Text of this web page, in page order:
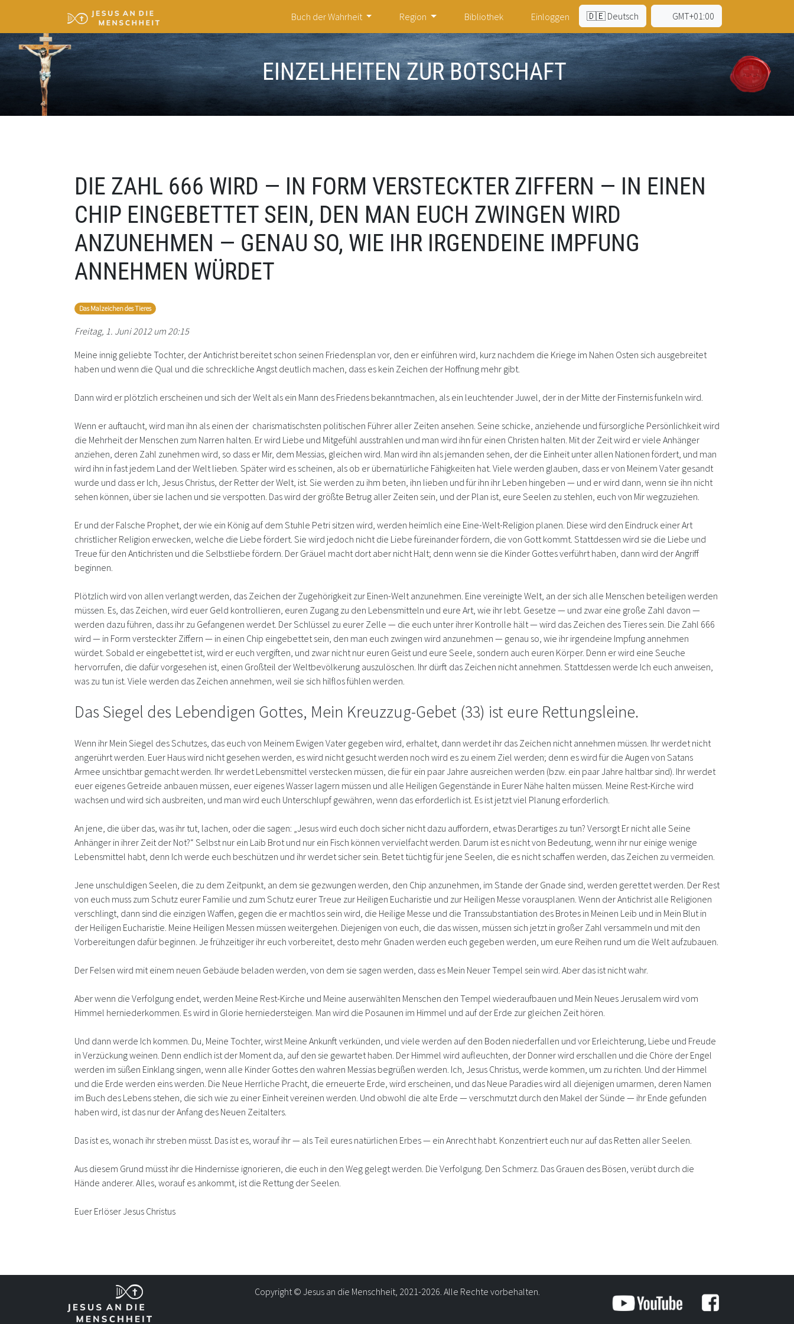
Buch der Wahrheit Region Bibliothek Einloggen 🇩🇪 Deutsch GMT+01:00
EINZELHEITEN ZUR BOTSCHAFT
DIE ZAHL 666 WIRD — IN FORM VERSTECKTER ZIFFERN — IN EINEN
CHIP EINGEBETTET SEIN, DEN MAN EUCH ZWINGEN WIRD
ANZUNEHMEN — GENAU SO, WIE IHR IRGENDEINE IMPFUNG
ANNEHMEN WÜRDET
Das Malzeichen des Tieres
Freitag, 1. Juni 2012 um 20:15
Meine innig geliebte Tochter, der Antichrist bereitet schon seinen Friedensplan vor, den er einführen wird, kurz nachdem die Kriege im Nahen Osten sich ausgebreitet
haben und wenn die Qual und die schreckliche Angst deutlich machen, dass es kein Zeichen der Hoffnung mehr gibt.
Dann wird er plötzlich erscheinen und sich der Welt als ein Mann des Friedens bekanntmachen, als ein leuchtender Juwel, der in der Mitte der Finsternis funkeln wird.
Wenn er auftaucht, wird man ihn als einen der charismatischsten politischen Führer aller Zeiten ansehen. Seine schicke, anziehende und fürsorgliche Persönlichkeit wird
die Mehrheit der Menschen zum Narren halten. Er wird Liebe und Mitgefühl ausstrahlen und man wird ihn für einen Christen halten. Mit der Zeit wird er viele Anhänger
anziehen, deren Zahl zunehmen wird, so dass er Mir, dem Messias, gleichen wird. Man wird ihn als jemanden sehen, der die Einheit unter allen Nationen fördert, und man
wird ihn in fast jedem Land der Welt lieben. Später wird es scheinen, als ob er übernatürliche Fähigkeiten hat. Viele werden glauben, dass er von Meinem Vater gesandt
wurde und dass er Ich, Jesus Christus, der Retter der Welt, ist. Sie werden zu ihm beten, ihn lieben und für ihn ihr Leben hingeben — und er wird dann, wenn sie ihn nicht
sehen können, über sie lachen und sie verspotten. Das wird der größte Betrug aller Zeiten sein, und der Plan ist, eure Seelen zu stehlen, euch von Mir wegzuziehen.
Er und der Falsche Prophet, der wie ein König auf dem Stuhle Petri sitzen wird, werden heimlich eine Eine-Welt-Religion planen. Diese wird den Eindruck einer Art
christlicher Religion erwecken, welche die Liebe fördert. Sie wird jedoch nicht die Liebe füreinander fördern, die von Gott kommt. Stattdessen wird sie die Liebe und
Treue für den Antichristen und die Selbstliebe fördern. Der Gräuel macht dort aber nicht Halt; denn wenn sie die Kinder Gottes verführt haben, dann wird der Angriff
beginnen.
Plötzlich wird von allen verlangt werden, das Zeichen der Zugehörigkeit zur Einen-Welt anzunehmen. Eine vereinigte Welt, an der sich alle Menschen beteiligen werden
müssen. Es, das Zeichen, wird euer Geld kontrollieren, euren Zugang zu den Lebensmitteln und eure Art, wie ihr lebt. Gesetze — und zwar eine große Zahl davon —
werden dazu führen, dass ihr zu Gefangenen werdet. Der Schlüssel zu eurer Zelle — die euch unter ihrer Kontrolle hält — wird das Zeichen des Tieres sein. Die Zahl 666
wird — in Form versteckter Ziffern — in einen Chip eingebettet sein, den man euch zwingen wird anzunehmen — genau so, wie ihr irgendeine Impfung annehmen
würdet. Sobald er eingebettet ist, wird er euch vergiften, und zwar nicht nur euren Geist und eure Seele, sondern auch euren Körper. Denn er wird eine Seuche
hervorrufen, die dafür vorgesehen ist, einen Großteil der Weltbevölkerung auszulöschen. Ihr dürft das Zeichen nicht annehmen. Stattdessen werde Ich euch anweisen,
was zu tun ist. Viele werden das Zeichen annehmen, weil sie sich hilflos fühlen werden.
Das Siegel des Lebendigen Gottes, Mein Kreuzzug-Gebet (33) ist eure Rettungsleine.
Wenn ihr Mein Siegel des Schutzes, das euch von Meinem Ewigen Vater gegeben wird, erhaltet, dann werdet ihr das Zeichen nicht annehmen müssen. Ihr werdet nicht
angerührt werden. Euer Haus wird nicht gesehen werden, es wird nicht gesucht werden noch wird es zu einem Ziel werden; denn es wird für die Augen von Satans
Armee unsichtbar gemacht werden. Ihr werdet Lebensmittel verstecken müssen, die für ein paar Jahre ausreichen werden (bzw. ein paar Jahre haltbar sind). Ihr werdet
euer eigenes Getreide anbauen müssen, euer eigenes Wasser lagern müssen und alle Heiligen Gegenstände in Eurer Nähe halten müssen. Meine Rest-Kirche wird
wachsen und wird sich ausbreiten, und man wird euch Unterschlupf gewähren, wenn das erforderlich ist. Es ist jetzt viel Planung erforderlich.
An jene, die über das, was ihr tut, lachen, oder die sagen: „Jesus wird euch doch sicher nicht dazu auffordern, etwas Derartiges zu tun? Versorgt Er nicht alle Seine
Anhänger in ihrer Zeit der Not?“ Selbst nur ein Laib Brot und nur ein Fisch können vervielfacht werden. Darum ist es nicht von Bedeutung, wenn ihr nur einige wenige
Lebensmittel habt, denn Ich werde euch beschützen und ihr werdet sicher sein. Betet tüchtig für jene Seelen, die es nicht schaffen werden, das Zeichen zu vermeiden.
Jene unschuldigen Seelen, die zu dem Zeitpunkt, an dem sie gezwungen werden, den Chip anzunehmen, im Stande der Gnade sind, werden gerettet werden. Der Rest
von euch muss zum Schutz eurer Familie und zum Schutz eurer Treue zur Heiligen Eucharistie und zur Heiligen Messe vorausplanen. Wenn der Antichrist alle Religionen
verschlingt, dann sind die einzigen Waffen, gegen die er machtlos sein wird, die Heilige Messe und die Transsubstantiation des Brotes in Meinen Leib und in Mein Blut in
der Heiligen Eucharistie. Meine Heiligen Messen müssen weitergehen. Diejenigen von euch, die das wissen, müssen sich jetzt in großer Zahl versammeln und mit den
Vorbereitungen dafür beginnen. Je frühzeitiger ihr euch vorbereitet, desto mehr Gnaden werden euch gegeben werden, um eure Reihen rund um die Welt aufzubauen.
Der Felsen wird mit einem neuen Gebäude beladen werden, von dem sie sagen werden, dass es Mein Neuer Tempel sein wird. Aber das ist nicht wahr.
Aber wenn die Verfolgung endet, werden Meine Rest-Kirche und Meine auserwählten Menschen den Tempel wiederaufbauen und Mein Neues Jerusalem wird vom
Himmel herniederkommen. Es wird in Glorie herniedersteigen. Man wird die Posaunen im Himmel und auf der Erde zur gleichen Zeit hören.
Und dann werde Ich kommen. Du, Meine Tochter, wirst Meine Ankunft verkünden, und viele werden auf den Boden niederfallen und vor Erleichterung, Liebe und Freude
in Verzückung weinen. Denn endlich ist der Moment da, auf den sie gewartet haben. Der Himmel wird aufleuchten, der Donner wird erschallen und die Chöre der Engel
werden im süßen Einklang singen, wenn alle Kinder Gottes den wahren Messias begrüßen werden. Ich, Jesus Christus, werde kommen, um zu richten. Und der Himmel
und die Erde werden eins werden. Die Neue Herrliche Pracht, die erneuerte Erde, wird erscheinen, und das Neue Paradies wird all diejenigen umarmen, deren Namen
im Buch des Lebens stehen, die sich wie zu einer Einheit vereinen werden. Und obwohl die alte Erde — verschmutzt durch den Makel der Sünde — ihr Ende gefunden
haben wird, ist das nur der Anfang des Neuen Zeitalters.
Das ist es, wonach ihr streben müsst. Das ist es, worauf ihr — als Teil eures natürlichen Erbes — ein Anrecht habt. Konzentriert euch nur auf das Retten aller Seelen.
Aus diesem Grund müsst ihr die Hindernisse ignorieren, die euch in den Weg gelegt werden. Die Verfolgung. Den Schmerz. Das Grauen des Bösen, verübt durch die
Hände anderer. Alles, worauf es ankommt, ist die Rettung der Seelen.
Euer Erlöser Jesus Christus
Copyright © Jesus an die Menschheit, 2021-2026. Alle Rechte vorbehalten.